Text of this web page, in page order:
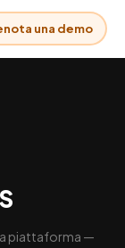
una demo
piattaforma —